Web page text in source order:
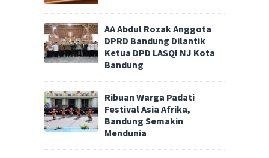
AA Abdul Rozak Anggota
DPRD Bandung Dilantik
Ketua DPD LASQI NJ Kota
Bandung
Ribuan Warga Padati
Festival Asia Afrika,
Bandung Semakin
Mendunia